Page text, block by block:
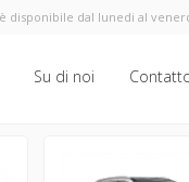
disponibile dal lunedi al
Su di noi